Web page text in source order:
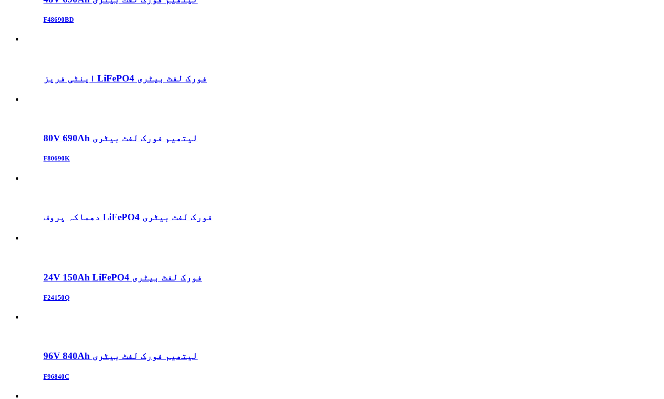
F48690BD
اینٹی فریز LiFePO4 فورک لفٹ بیٹری
80V 690Ah لیتھیم فورک لفٹ بیٹری
F80690K
دھماکہ پروف LiFePO4 فورک لفٹ بیٹری
24V 150Ah LiFePO4 فورک لفٹ بیٹری
F24150Q
96V 840Ah لیتھیم فورک لفٹ بیٹری
F96840C